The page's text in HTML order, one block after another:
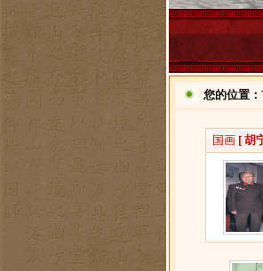
您的位置：
国画 [ 胡